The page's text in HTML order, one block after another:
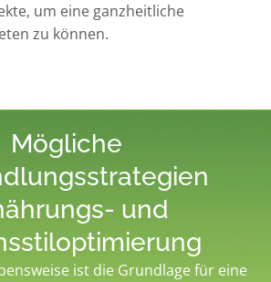
um eine ganzheitliche
zu können.
Mögliche
und
ist die Grundlage für eine